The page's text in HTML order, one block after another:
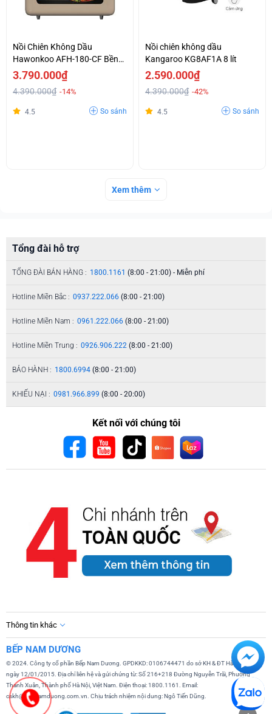
Nồi Chiên Không Dầu
Hawonkoo AFH-180-CF Bền
Đẹp Giá Kịch Sàn
3.790.000₫
4.390.000₫ -14%
4.5 So sánh
Nồi chiên không dầu
Kangaroo KG8AF1A 8 lít
2.590.000₫
4.390.000₫ -42%
4.5 So sánh
Xem thêm
Tổng đài hỗ trợ
TỔNG ĐÀI BÁN HÀNG : 1800.1161 (8:00 - 21:00) - Miễn phí
Hotline Miền Bắc : 0937.222.066 (8:00 - 21:00)
Hotline Miền Nam : 0961.222.066 (8:00 - 21:00)
Hotline Miền Trung : 0926.906.222 (8:00 - 21:00)
BẢO HÀNH : 1800.6994 (8:00 - 21:00)
KHIẾU NẠI : 0981.966.899 (8:00 - 20:00)
Kết nối với chúng tôi
Thông tin khác
BẾP NAM DƯƠNG
© 2024. Công ty cổ phần Bếp Nam Dương. GPDKKD: 0106744471 do sở KH & ĐT Hà Nội cấp
ngày 12/01/2015. Địa chỉ liên hệ và gửi chứng từ: Số 216+218 Đường Nguyễn Trãi, Phường
Thanh Xuân, Thành phố Hà Nội, Việt Nam. Điện thoại: 1800.1161. Email:
cskh@bepnamduong.com.vn. Chịu trách nhiệm nội dung: Ngô Tiến Dũng.